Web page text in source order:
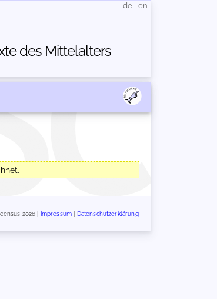
des Mittelalters
de en
2026 | Impressum Datenschutzerklärung